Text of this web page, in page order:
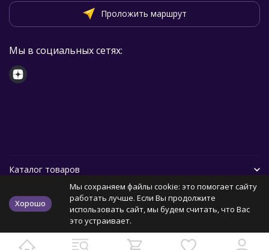
Проложить маршрут
Мы в социальных сетях:
Каталог товаров
Помощь
Политика персональных данных Карта сайта
Хорошо
Мы сохраняем файлы cookie: это помогает сайту
работать лучше. Если Вы продолжите
использовать сайт, мы будем считать, что Вас
это устраивает.